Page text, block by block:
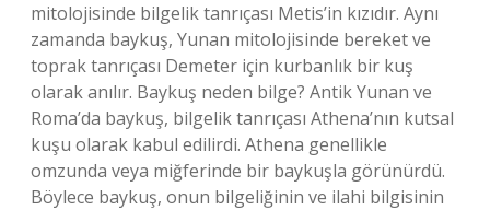
mitolojisinde bilgelik tanrıçası Metis’in kızıdır. Aynı
zamanda baykuş, Yunan mitolojisinde bereket ve
toprak tanrıçası Demeter için kurbanlık bir kuş
olarak anılır. Baykuş neden bilge? Antik Yunan ve
Roma’da baykuş, bilgelik tanrıçası Athena’nın kutsal
kuşu olarak kabul edilirdi. Athena genellikle
omzunda veya miğferinde bir baykuşla görünürdü.
Böylece baykuş, onun bilgeliğinin ve ilahi bilgisinin